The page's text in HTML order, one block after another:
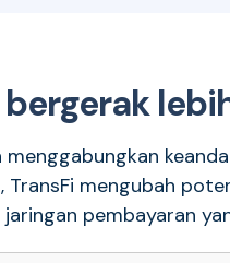
bergerak
menggabungkan
TransFi mengubah
pembayaran